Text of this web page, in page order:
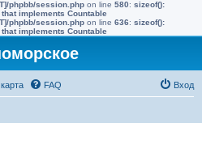
phpbb/session.php on line 580: sizeof():
implements Countable
phpbb/session.php on line 636: sizeof():
implements Countable
FAQ Вход